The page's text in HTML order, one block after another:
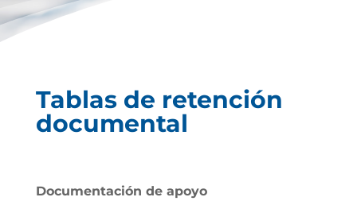
Tablas de retención
documental
Documentación de apoyo